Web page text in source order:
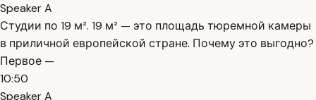
Speaker A
Студии по 19 м². 19 м² — это площадь тюремной камеры
в приличной европейской стране. Почему это выгодно?
Первое —
10:50
Speaker A